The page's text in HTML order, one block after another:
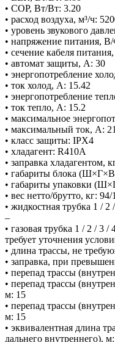
• COP, Вт/Вт: 3.20
• расход воздуха, м³/ч:
• уровень звукового
• напряжение питания,
• сечение кабеля
• автомат защиты, А: 30
• энергопотребление
• ток холод, А: 15.42
• энергопотребление
• ток тепло, А: 15.2
• максимальное
• максимальный ток, А:
• класс защиты: IPX4
• хладагент: R410A
• заправка хладагентом,
• габариты блока
• габариты упаковки
• вес нетто/брутто, кг: 94/
• жидкостная трубка 1 /
–
• газовая трубка 1 / 2 / 3
требует уточнения
• длина трассы, не
• заправка, при
• перепад трассы
• перепад трассы
м: 15
• перепад трассы
м: 15
• эквивалентная длина
дальнего внутреннего),